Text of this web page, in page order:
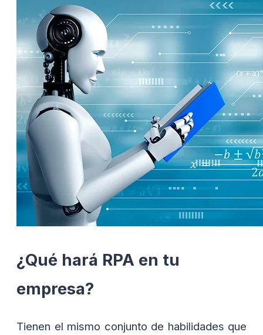
¿Qué hará RPA en tu
empresa?
Tienen el mismo conjunto de habilidades que